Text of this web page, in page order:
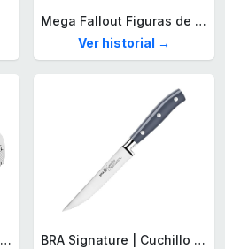
Mega Fallout Figuras de acción y Juguetes de construcción, Parada de Camiones Red Rocket con 824 Piezas, 2 Personajes articulados y Accesorios, para coleccionistas, HXT00
Ver historial →
Lacoste Brazalete de eslabón para Hombre Colección STENCIL de Acero inoxidable
BRA Signature | Cuchillo tomatero 120 mm, Acero Inoxidable alemán forjado con Molibdeno Vanadio, Mango Remachado ABS, Diseño Ergonómico, Hoja 1,6 mm espesor